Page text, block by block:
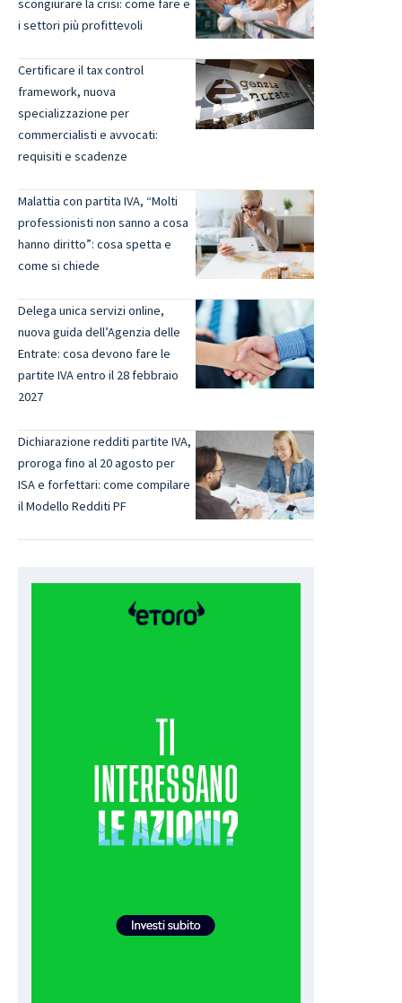
scongiurare la crisi: come fare e
i settori più profittevoli
Certificare il tax control
framework, nuova
specializzazione per
commercialisti e avvocati:
requisiti e scadenze
Malattia con partita IVA, “Molti
professionisti non sanno a cosa
hanno diritto”: cosa spetta e
come si chiede
Delega unica servizi online,
nuova guida dell’Agenzia delle
Entrate: cosa devono fare le
partite IVA entro il 28 febbraio
2027
Dichiarazione redditi partite IVA,
proroga fino al 20 agosto per
ISA e forfettari: come compilare
il Modello Redditi PF